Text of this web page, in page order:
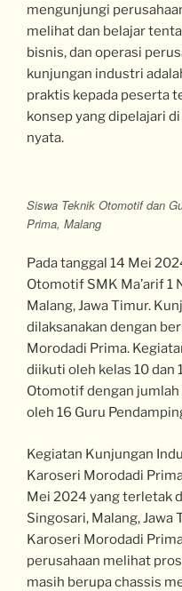
mengunjungi
melihat dan belajar
bisnis, dan operasi
kunjungan industri
praktis kepada peserta
konsep yang dipelajari
nyata.
Siswa Teknik Otomotif dan
Prima, Malang
Pada tanggal 14 Mei
Otomotif SMK Ma’arif 1
Malang, Jawa Timur.
dilaksanakan dengan
Morodadi Prima.
diikuti oleh kelas 10 dan
Otomotif dengan
oleh 16 Guru
Kegiatan Kunjungan
Karoseri Morodadi
Mei 2024 yang terletak
Singosari, Malang, Jawa
Karoseri Morodadi
perusahaan melihat
masih berupa chassis